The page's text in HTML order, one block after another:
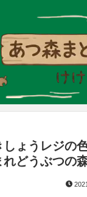
しょうレジの
どうぶつの森